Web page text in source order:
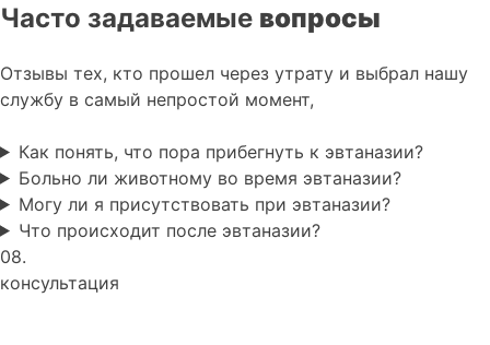
Часто задаваемые вопросы
Отзывы тех, кто прошел через утрату и выбрал нашу
службу в самый непростой момент,
Как понять, что пора прибегнуть к эвтаназии?
Больно ли животному во время эвтаназии?
Могу ли я присутствовать при эвтаназии?
Что происходит после эвтаназии?
08.
консультация